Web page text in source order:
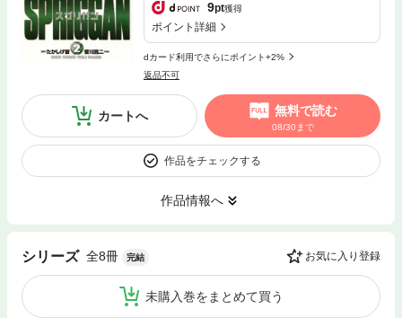
9pt獲得
ポイント詳細
dカード利用でさらにポイント+2%
返品不可
カートへ 無料で読む
08/30まで
作品をチェックする
作品情報へ
シリーズ 全8冊 完結 お気に入り登録
未購入巻をまとめて買う